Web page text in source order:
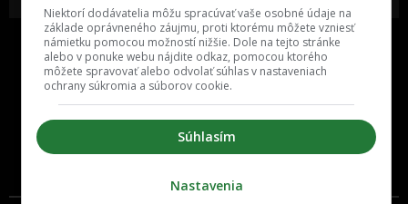
Inzercia Cenník
Niektorí dodávatelia môžu spracúvať vaše osobné údaje na
základe oprávneného záujmu, proti ktorému môžete vzniesť
námietku pomocou možností nižšie. Dole na tejto stránke
alebo v ponuke webu nájdite odkaz, pomocou ktorého
môžete spravovať alebo odvolať súhlas v nastaveniach
ochrany súkromia a súborov cookie.
Súhlasím
Nastavenia